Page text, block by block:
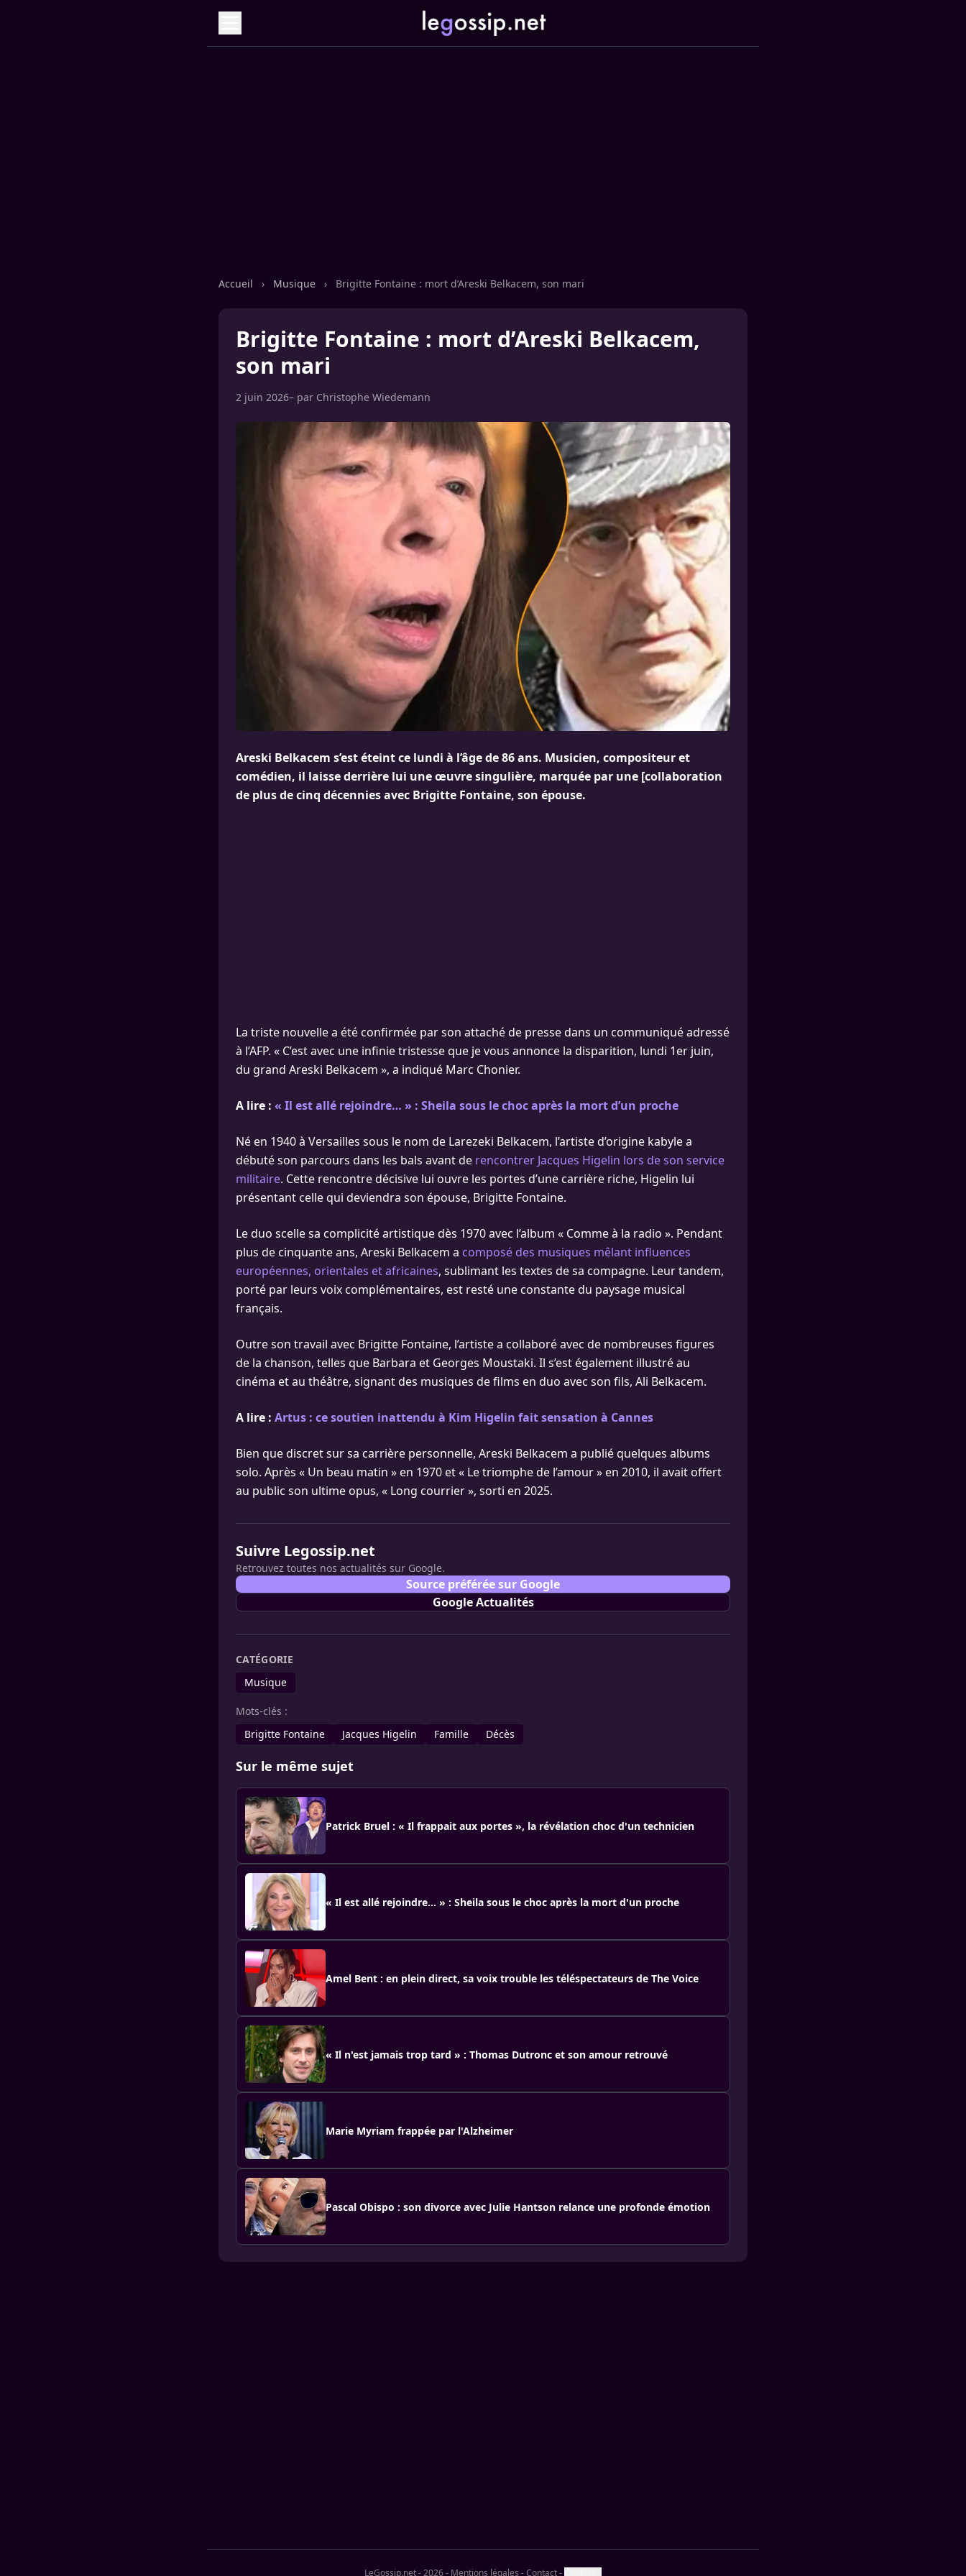
Accueil › Musique › Brigitte Fontaine : mort d’Areski Belkacem, son mari
Brigitte Fontaine : mort d’Areski Belkacem,
son mari
2 juin 2026– par Christophe Wiedemann
Areski Belkacem s’est éteint ce lundi à l’âge de 86 ans. Musicien, compositeur et
comédien, il laisse derrière lui une œuvre singulière, marquée par une [collaboration
de plus de cinq décennies avec Brigitte Fontaine, son épouse.
La triste nouvelle a été confirmée par son attaché de presse dans un communiqué adressé
à l’AFP. « C’est avec une infinie tristesse que je vous annonce la disparition, lundi 1er juin,
du grand Areski Belkacem », a indiqué Marc Chonier.
A lire : « Il est allé rejoindre… » : Sheila sous le choc après la mort d’un proche
Né en 1940 à Versailles sous le nom de Larezeki Belkacem, l’artiste d’origine kabyle a
débuté son parcours dans les bals avant de rencontrer Jacques Higelin lors de son service
militaire. Cette rencontre décisive lui ouvre les portes d’une carrière riche, Higelin lui
présentant celle qui deviendra son épouse, Brigitte Fontaine.
Le duo scelle sa complicité artistique dès 1970 avec l’album « Comme à la radio ». Pendant
plus de cinquante ans, Areski Belkacem a composé des musiques mêlant influences
européennes, orientales et africaines, sublimant les textes de sa compagne. Leur tandem,
porté par leurs voix complémentaires, est resté une constante du paysage musical
français.
Outre son travail avec Brigitte Fontaine, l’artiste a collaboré avec de nombreuses figures
de la chanson, telles que Barbara et Georges Moustaki. Il s’est également illustré au
cinéma et au théâtre, signant des musiques de films en duo avec son fils, Ali Belkacem.
A lire : Artus : ce soutien inattendu à Kim Higelin fait sensation à Cannes
Bien que discret sur sa carrière personnelle, Areski Belkacem a publié quelques albums
solo. Après « Un beau matin » en 1970 et « Le triomphe de l’amour » en 2010, il avait offert
au public son ultime opus, « Long courrier », sorti en 2025.
Suivre Legossip.net
Retrouvez toutes nos actualités sur Google.
Source préférée sur Google
Google Actualités
CATÉGORIE
Musique
Mots-clés :
Brigitte Fontaine
Jacques Higelin Famille Décès
Sur le même sujet
Patrick Bruel : « Il frappait aux portes », la révélation choc d'un technicien
« Il est allé rejoindre… » : Sheila sous le choc après la mort d'un proche
Amel Bent : en plein direct, sa voix trouble les téléspectateurs de The Voice
« Il n'est jamais trop tard » : Thomas Dutronc et son amour retrouvé
Marie Myriam frappée par l'Alzheimer
Pascal Obispo : son divorce avec Julie Hantson relance une profonde émotion
LeGossip.net - 2026- Mentions légales -Contact-